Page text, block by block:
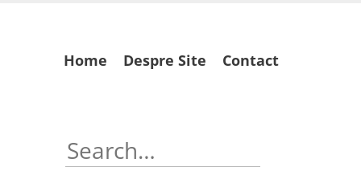
Skip
to
Home Despre Site Contact
Search
for: